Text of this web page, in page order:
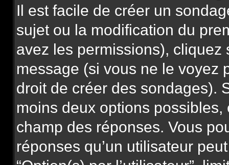
Il est facile de créer un
sujet ou la modification du
avez les permissions), cliquez
message (si vous ne le voyez
droit de créer des sondages).
moins deux options
champ des réponses. Vous
réponses qu’un utilisateur